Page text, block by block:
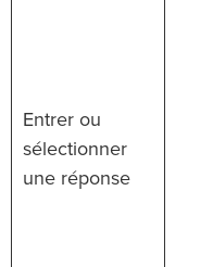
Entrer ou
sélectionner
une réponse